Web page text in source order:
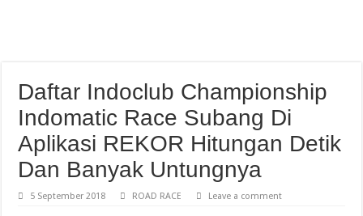
Daftar Indoclub Championship
Indomatic Race Subang Di
Aplikasi REKOR Hitungan Detik
Dan Banyak Untungnya
5 September 2018 ROAD RACE Leave a comment